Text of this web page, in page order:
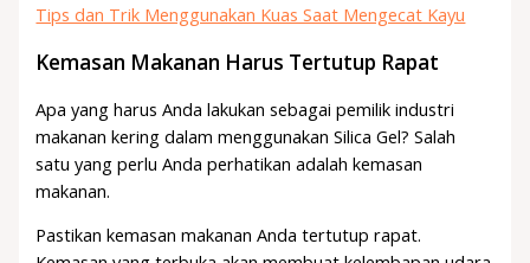
Tips dan Trik Menggunakan Kuas Saat Mengecat Kayu
Kemasan Makanan Harus Tertutup Rapat
Apa yang harus Anda lakukan sebagai pemilik industri
makanan kering dalam menggunakan Silica Gel? Salah
satu yang perlu Anda perhatikan adalah kemasan
makanan.
Pastikan kemasan makanan Anda tertutup rapat.